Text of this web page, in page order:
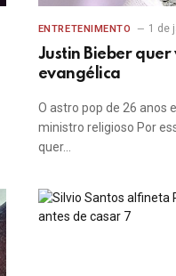
ENTRETENIMENTO 1 de
Justin Bieber
evangélica
O astro pop de 26 anos
ministro religioso Por
quer…